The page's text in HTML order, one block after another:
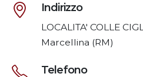
Indirizzo
LOCALITA' COLLE
Marcellina (RM)
Telefono